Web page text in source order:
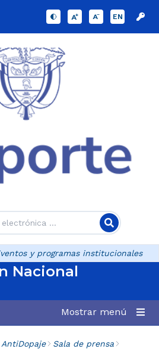
EN
y programas institucionales
Nacional
Mostrar menú
Sala de prensa